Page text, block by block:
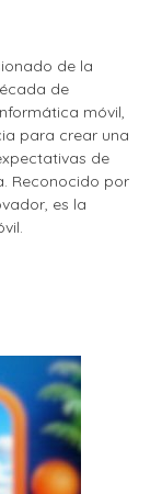
de la
de
móvil,
para crear una
de
Reconocido por
es la